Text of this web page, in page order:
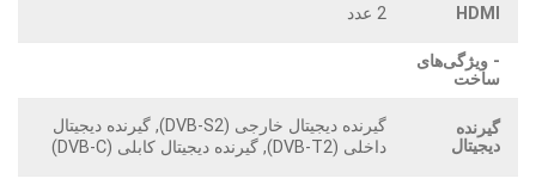
HDMI 2 عدد
- ویژگی‌های
ساخت
گیرنده
دیجیتال
گیرنده دیجیتال خارجی (DVB-S2), گیرنده دیجیتال
داخلی (DVB-T2), گیرنده دیجیتال کابلی (DVB-C)